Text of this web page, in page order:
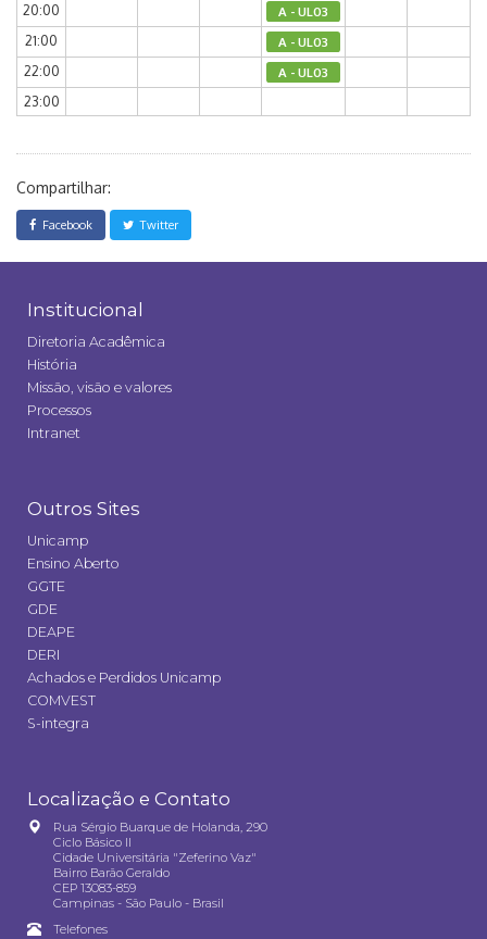
20:00 A - UL03
21:00 A - UL03
22:00 A - UL03
23:00
Compartilhar:
Facebook Twitter
Institucional
Diretoria Acadêmica
História
Missão, visão e valores
Processos
Intranet
Outros Sites
Unicamp
Ensino Aberto
GGTE
GDE
DEAPE
DERI
Achados e Perdidos Unicamp
COMVEST
S-integra
Localização e Contato
Rua Sérgio Buarque de Holanda, 290
Ciclo Básico II
Cidade Universitária "Zeferino Vaz"
Bairro Barão Geraldo
CEP 13083-859
Campinas - São Paulo - Brasil
Telefones